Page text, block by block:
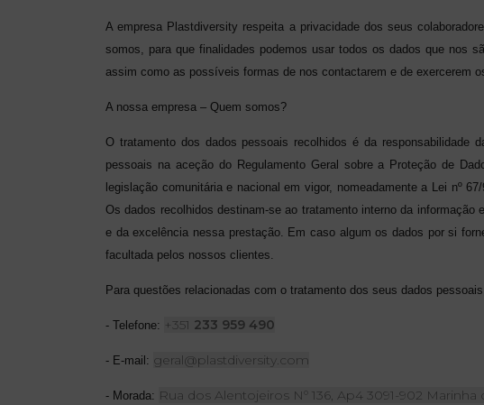
A empresa Plastdiversity respeita a privacidade dos seus
somos, para que finalidades podemos usar todos os dados que nos
assim como as possíveis formas de nos contactarem e de exercerem
A nossa empresa – Quem somos?
O tratamento dos dados pessoais recolhidos é da responsabilidade
pessoais na aceção do Regulamento Geral sobre a Proteção de
legislação comunitária e nacional em vigor, nomeadamente a Lei nº
Os dados recolhidos destinam-se ao tratamento interno da
e da excelência nessa prestação. Em caso algum os dados por si
facultada pelos nossos clientes.
Para questões relacionadas com o tratamento dos seus dados
- Telefone: +351 233 959 490
- E-mail: geral@plastdiversity.com
- Morada: Rua dos Alentojeiros Nº 136, Ap4 3091-902 Marinha